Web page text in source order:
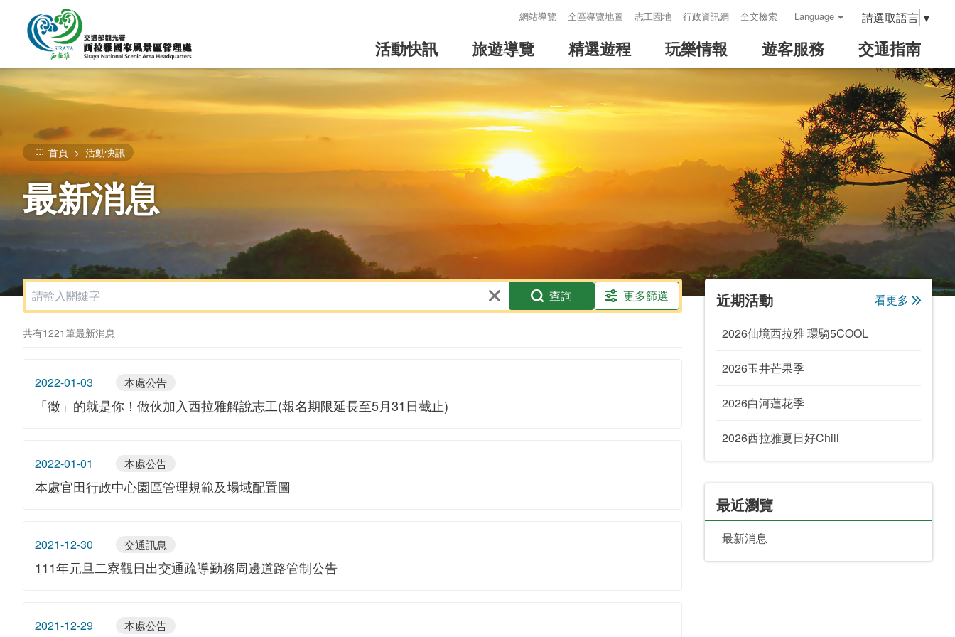
內
容
網站導覽 全區導覽地圖 志工園地 行政資訊網 全文檢索 Language 請選取語言 ▼
活動快訊 旅遊導覽 精選遊程 玩樂情報 遊客服務 交通指南
::: 首頁 活動快訊
最新消息
查詢 更多篩選
共有1221筆最新消息
2022-01-03 本處公告
「徵」的就是你！做伙加入西拉雅解說志工(報名期限延長至5月31日截止)
2022-01-01 本處公告
本處官田行政中心園區管理規範及場域配置圖
2021-12-30 交通訊息
111年元旦二寮觀日出交通疏導勤務周邊道路管制公告
2021-12-29 本處公告
:::
近期活動 看更多
2026仙境西拉雅 環騎5COOL
2026玉井芒果季
2026白河蓮花季
2026西拉雅夏日好Chill
最近瀏覽
最新消息